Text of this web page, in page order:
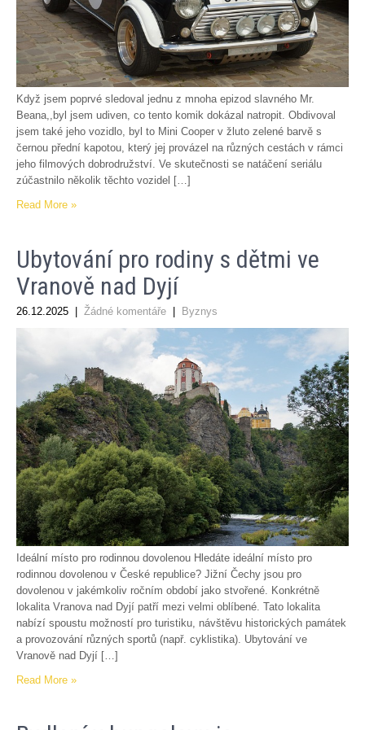
Když jsem poprvé sledoval jednu z mnoha epizod slavného Mr.
Beana,,byl jsem udiven, co tento komik dokázal natropit. Obdivoval
jsem také jeho vozidlo, byl to Mini Cooper v žluto zelené barvě s
černou přední kapotou, který jej provázel na různých cestách v rámci
jeho filmových dobrodružství. Ve skutečnosti se natáčení seriálu
zúčastnilo několik těchto vozidel […]
Read More »
Ubytování pro rodiny s dětmi ve
Vranově nad Dyjí
26.12.2025 Žádné komentáře Byznys
Ideální místo pro rodinnou dovolenou Hledáte ideální místo pro
rodinnou dovolenou v České republice? Jižní Čechy jsou pro
dovolenou v jakémkoliv ročním období jako stvořené. Konkrétně
lokalita Vranova nad Dyjí patří mezi velmi oblíbené. Tato lokalita
nabízí spoustu možností pro turistiku, návštěvu historických památek
a provozování různých sportů (např. cyklistika). Ubytování ve
Vranově nad Dyjí […]
Read More »